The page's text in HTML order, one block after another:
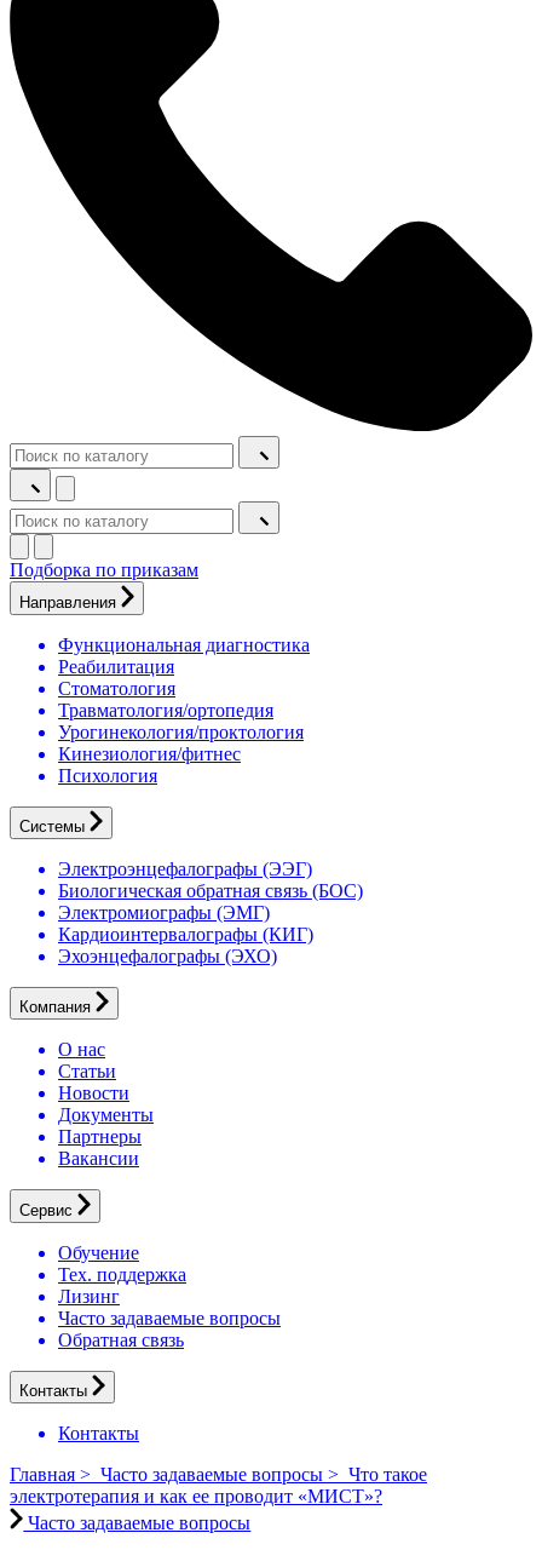
Подборка по приказам
Направления
Функциональная диагностика
Реабилитация
Стоматология
Травматология/ортопедия
Урогинекология/проктология
Кинезиология/фитнес
Психология
Системы
Электроэнцефалографы (ЭЭГ)
Биологическая обратная связь (БОС)
Электромиографы (ЭМГ)
Кардиоинтервалографы (КИГ)
Эхоэнцефалографы (ЭХО)
Компания
О нас
Статьи
Новости
Документы
Партнеры
Вакансии
Сервис
Обучение
Тех. поддержка
Лизинг
Часто задаваемые вопросы
Обратная связь
Контакты
Контакты
Главная > Часто задаваемые вопросы > Что такое
электротерапия и как ее проводит «МИСТ»?
Часто задаваемые вопросы